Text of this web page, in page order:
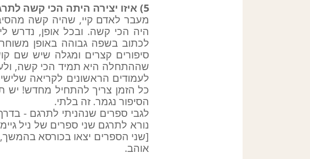
5) איזו יצירה היתה הכי קשה לתרגום עבורך ולמה? ומאיזו הכי נהנית?
מעבר לאדם קיי, שהיה קשה
היה הכי קשה. ובכל אופן, נדרש
לכתוב בשפה גבוהה באופן
סיפורים קצרים ומגלה שיש שם
שההתחלה היא תמיד הכי קשה,
לעמודים הראשונים לקריאה
כל הזמן צריך להתחיל מחדש!
הסיפור נגמר. זה בלתי.
לגבי ספרים שנהניתי לתרגם -
[שני הספרים יצאו בכורסא
אוהב.